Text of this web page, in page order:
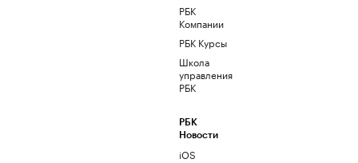
РБК
Компании
РБК Курсы
Школа
управления
РБК
РБК
Новости
iOS